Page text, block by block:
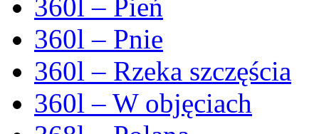
360l – Pień
360l – Pnie
360l – Rzeka szczęścia
360l – W objęciach